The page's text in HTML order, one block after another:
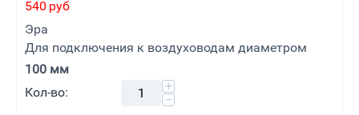
540 руб
Эра
Для подключения к воздуховодам диаметром
100 мм
Кол-во:
+
−